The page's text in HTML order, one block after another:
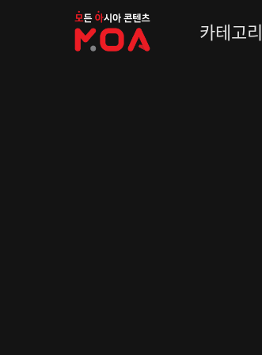
MOA
카테고리